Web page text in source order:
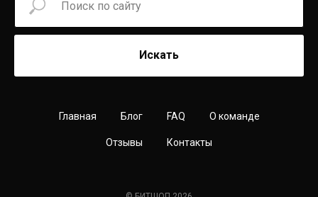
Искать
Главная Блог FAQ О команде
Отзывы Контакты